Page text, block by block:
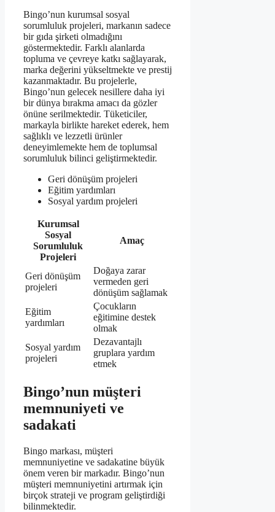
Bingo’nun kurumsal sosyal
sorumluluk projeleri, markanın sadece
bir gıda şirketi olmadığını
göstermektedir. Farklı alanlarda
topluma ve çevreye katkı sağlayarak,
marka değerini yükseltmekte ve prestij
kazanmaktadır. Bu projelerle,
Bingo’nun gelecek nesillere daha iyi
bir dünya bırakma amacı da gözler
önüne serilmektedir. Tüketiciler,
markayla birlikte hareket ederek, hem
sağlıklı ve lezzetli ürünler
deneyimlemekte hem de toplumsal
sorumluluk bilinci geliştirmektedir.
Geri dönüşüm projeleri
Eğitim yardımları
Sosyal yardım projeleri
Kurumsal
Sosyal
Sorumluluk
Projeleri
Amaç
Geri dönüşüm
projeleri
Doğaya zarar
vermeden geri
dönüşüm sağlamak
Eğitim
yardımları
Çocukların
eğitimine destek
olmak
Sosyal yardım
projeleri
Dezavantajlı
gruplara yardım
etmek
Bingo’nun müşteri
memnuniyeti ve
sadakati
Bingo markası, müşteri
memnuniyetine ve sadakatine büyük
önem veren bir markadır. Bingo’nun
müşteri memnuniyetini artırmak için
birçok strateji ve program geliştirdiği
bilinmektedir.